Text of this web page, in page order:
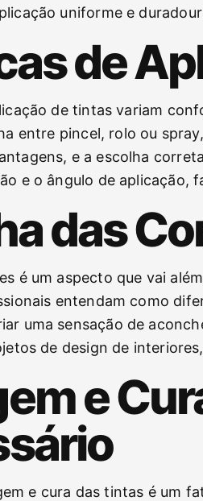
uniforme e
de
de tintas variam
entre pincel, rolo ou
e a escolha
e o ângulo de
das
é um aspecto que vai
entendam como
uma sensação de
de design de
e
e cura das tintas é um